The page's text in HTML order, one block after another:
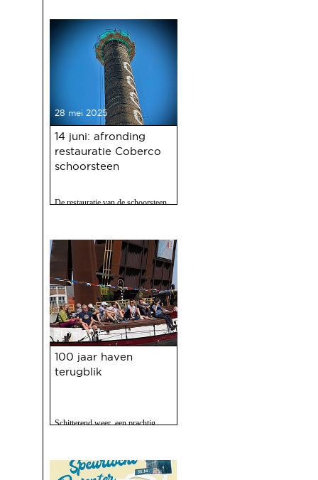
28 mei 2025
14 juni: afronding
restauratie Coberco
schoorsteen
De restauratie van de schoorsteen
21 mei 2025
100 jaar haven
terugblik
Schitterend weer, een prachtig
op 10 mei jl. van 100 jaar Haven
was een ongekend succes.